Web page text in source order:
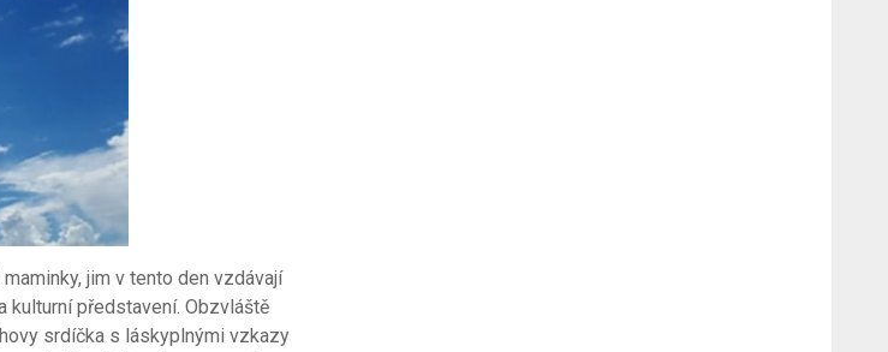
jim v tento den vzdávají
kulturní představení. Obzvláště
srdíčka s láskyplnými vzkazy